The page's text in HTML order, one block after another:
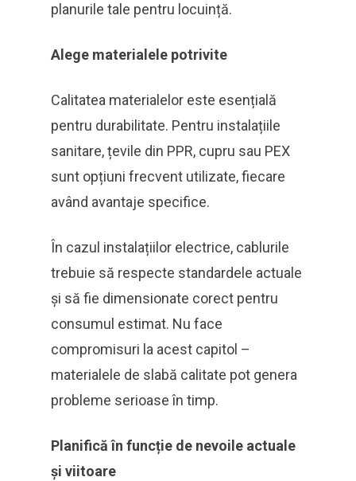
planurile tale pentru locuință.
Alege materialele potrivite
Calitatea materialelor este esențială
pentru durabilitate. Pentru instalațiile
sanitare, țevile din PPR, cupru sau PEX
sunt opțiuni frecvent utilizate, fiecare
având avantaje specifice.
În cazul instalațiilor electrice, cablurile
trebuie să respecte standardele actuale
și să fie dimensionate corect pentru
consumul estimat. Nu face
compromisuri la acest capitol –
materialele de slabă calitate pot genera
probleme serioase în timp.
Planifică în funcție de nevoile actuale
și viitoare